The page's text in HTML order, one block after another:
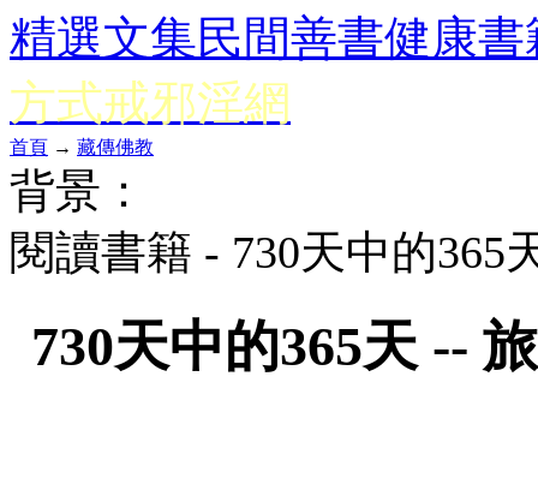
精選文集民間善書健康書
方式戒邪淫網
首頁 → 藏傳佛教
背景：
閱讀書籍 - 730天中的
730天中的365天 --